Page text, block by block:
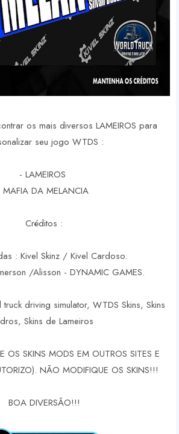
os mais diversos LAMEIROS para
seu jogo WTDS :
- LAMEIROS
MAFIA DA MELANCIA
Créditos :
: Kivel Skinz / Kivel Cardoso.
/Alisson - DYNAMIC GAMES.
driving simulator, WTDS Skins, Skins
Skins de Lameiros
SKINS MODS EM OUTROS SITES E
NÃO MODIFIQUE OS SKINS!!!
BOA DIVERSÃO!!!